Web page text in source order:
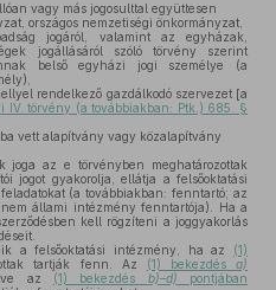
vagy más jogosulttal együttesen
országos nemzetiségi önkormányzat,
jogáról, valamint az egyházak,
jogállásáról szóló törvény szerint
belső egyházi jogi személye (a
rendelkező gazdálkodó szervezet [a
IV. törvény (a továbbiakban: Ptk.) 685. §
vett alapítvány vagy közalapítvány
joga az e törvényben meghatározottak
jogot gyakorolja, ellátja a felsőoktatási
(a továbbiakban: fenntartó; az
állami intézmény fenntartója). Ha a
kell rögzíteni a joggyakorlás
a felsőoktatási intézmény, ha az (1)
tartják fenn. Az (1) bekezdésa)
az (1) bekezdés b)–d) pontjában